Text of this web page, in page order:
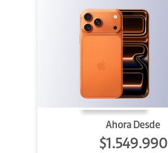
Ahora Desde
$1.549.990